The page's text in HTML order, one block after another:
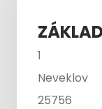
1
Neveklov
25756